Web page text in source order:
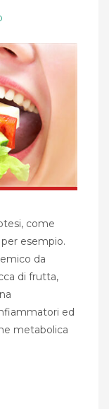
come
esempio.
da
di frutta,
ed
metabolica